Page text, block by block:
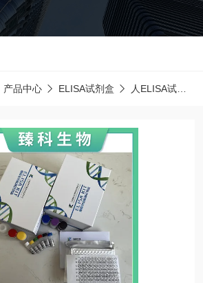
产品中心 ELISA试剂盒 人ELISA试剂盒